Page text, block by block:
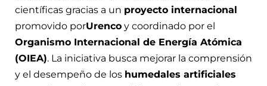
científicas gracias a un proyecto internacional
promovido porUrenco y coordinado por el
Organismo Internacional de Energía Atómica
(OIEA). La iniciativa busca mejorar la comprensión
y el desempeño de los humedales artificiales